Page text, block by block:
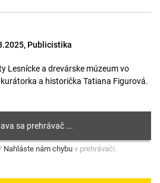
Publicistika
Lesnícke a drevárske múzeum vo
a historička Tatiana Figurová.
Nahláste nám chybu v prehrávači.